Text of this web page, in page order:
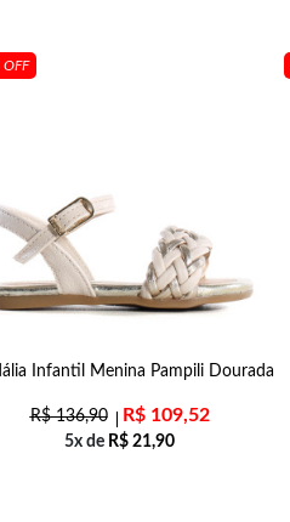
OFF
Infantil Menina Pampili Dourada
R$136,90 R$109,52
5x de R$ 21,90